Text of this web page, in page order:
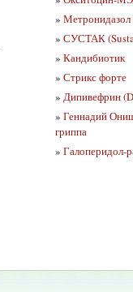
» Метронидазол
» СУСТАК
» Кандибиотик
» Стрикс форте
» Дипивефрин
» Геннадий
гриппа
» Галоперидол-